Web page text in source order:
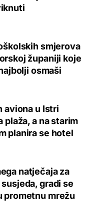
smjerova
županiji koje
osmaši
aviona u Istri
plaža, a na starim
planira se hotel
natječaja za
gradi se
prometnu mrežu